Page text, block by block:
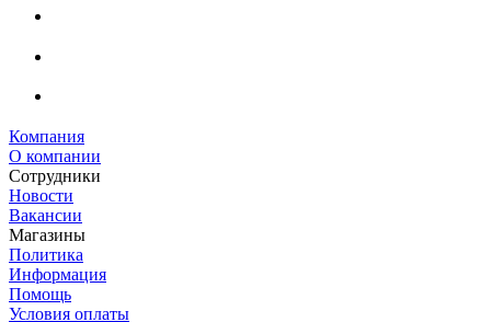
Компания
О компании
Сотрудники
Новости
Вакансии
Магазины
Политика
Информация
Помощь
Условия оплаты